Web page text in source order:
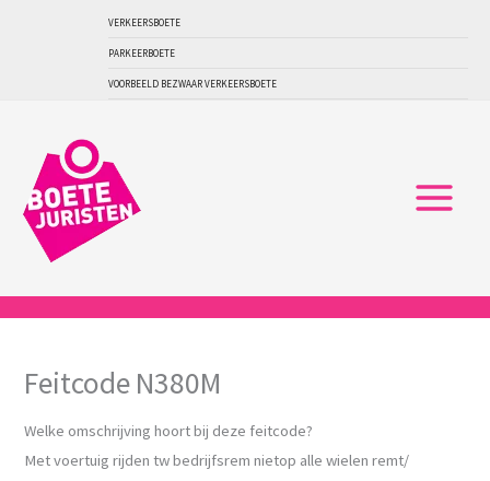
VERKEERSBOETE
PARKEERBOETE
VOORBEELD BEZWAAR VERKEERSBOETE
Feitcode N380M
Welke omschrijving hoort bij deze feitcode?
Met voertuig rijden tw bedrijfsrem nietop alle wielen remt/